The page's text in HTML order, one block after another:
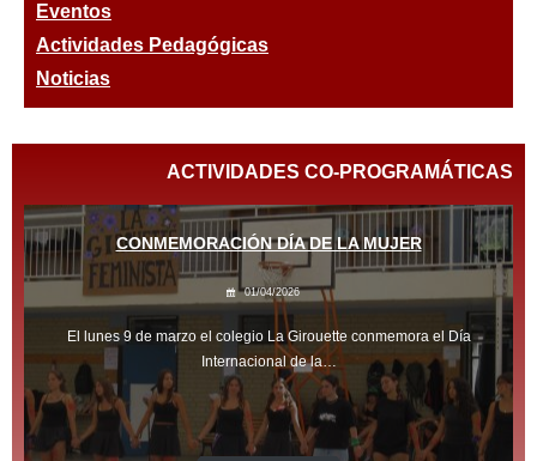
Eventos
Actividades Pedagógicas
Noticias
ACTIVIDADES CO-PROGRAMÁTICAS
CONMEMORACIÓN DÍA DE LA MUJER
01/04/2026
El lunes 9 de marzo el colegio La Girouette conmemora el Día
Internacional de la…